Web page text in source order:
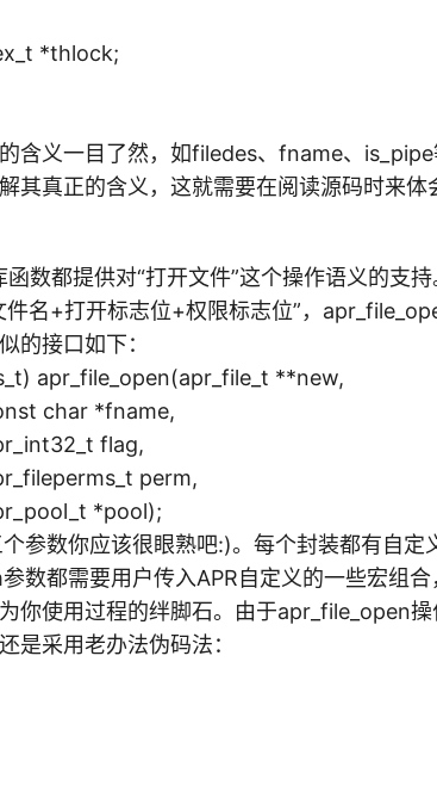
容
，
相
应
头
件
为
*thlock;
含义一目了然，如filedes、fname、
其真正的含义，这就需要在阅读源码时来体
数都提供对“打开文件”这个操作语义的支
件名+打开标志位+权限标志位”，
的接口如下：
apr_file_open(apr_file_t **new,
flag,
perm,
*pool);
参数你应该很眼熟吧:)。每个封装都有自定
数都需要用户传入APR自定义的一些宏组
你使用过程的绊脚石。由于apr_file_open
是采用老办法伪码法：